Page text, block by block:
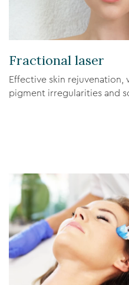
Fractional laser
Effective skin
pigment irregularities and